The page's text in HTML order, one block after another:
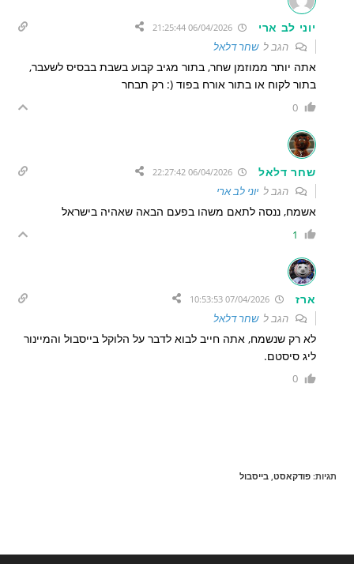
יוני לב ארי 06/04/2026 21:25:44
הגב לשחר דלאל
אתה יותר ממוזמן שחר, בתור מגיב קבוע בשבת בבסיס לשעבר,
בתור לקוח או בתור אורח בפוד (: רק תבחר
0
שחר דלאל 06/04/2026 22:27:42
הגב ליוני לב ארי
אשמח, ננסה לתאם משהו בפעם הבאה שאהיה בישראל
1
ארז
הגב לשחר דלאל
לא רק שנשמח, אתה חייב לבוא לדבר על הלוקל בייסבול והמיינור
ליג סיסטם.
0
תגיות:פודקאסט, בייסבול